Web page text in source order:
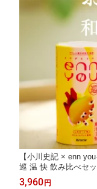
【小川史記 × enn
巡 温 快 飲み比べセ
りドリンク ライスミ
3,960 円